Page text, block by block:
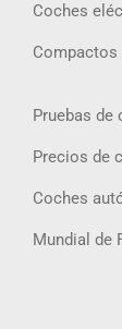
Coches
Compactos
Pruebas de
Precios de
Coches
Mundial de